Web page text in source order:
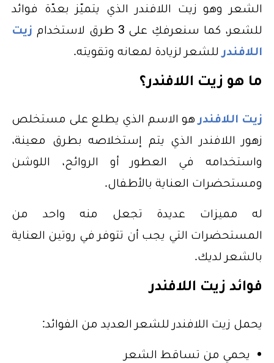
الشعر وهو زيت اللافندر الذي يتميّز بعدّة فوائد
للشعر، كما سنعرفكِ على 3 طرق لاستخدام
زيت
اللافندر للشعر لزيادة لمعانه وتقويته.
ما هو زيت اللافندر؟
زيت اللافندر هو الاسم الذي يطلع على مستخلص
زهور اللافندر الذي يتم إستخلاصه بطرق معينة،
واستخدامه في العطور أو الروائح، اللوشن
ومستحضرات العناية بالأطفال.
له مميزات عديدة تجعل منه واحد من
المستحضرات التي يجب أن تتوفر في روتين العناية
بالشعر لديك.
فوائد زيت اللافندر
يحمل زيت اللافندر للشعر العديد من الفوائد:
يحمي من تساقط الشعر